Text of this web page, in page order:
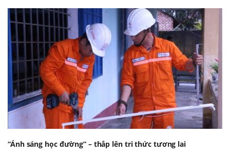
“Ánh sáng học đường” – thắp lên tri thức tương lai